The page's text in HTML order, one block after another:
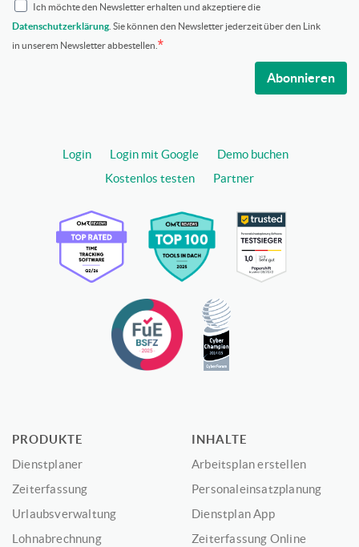
Ich möchte den Newsletter erhalten und akzeptiere die
Datenschutzerklärung . Sie können den Newsletter jederzeit über den Link
in unserem Newsletter abbestellen.
Abonnieren
Login Login mit Google
Demo buchen
Kostenlos testen
Partner
PRODUKTE
Dienstplaner
Zeiterfassung
Urlaubsverwaltung
Lohnabrechnung
INHALTE
Arbeitsplan erstellen
Personaleinsatzplanung
Dienstplan App
Zeiterfassung Online